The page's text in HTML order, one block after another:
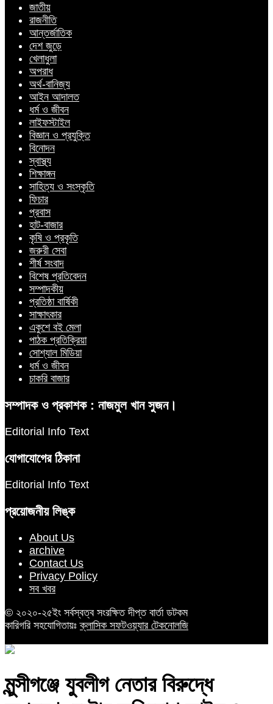
জাতীয়
রাজনীতি
আন্তর্জাতিক
দেশ জুড়ে
খেলাধুলা
অপরাধ
অর্থ-বানিজ্য
আইন আদালত
ধর্ম ও জীবন
লাইফস্টাইল
বিজ্ঞান ও প্রযুক্তি
বিনোদন
স্বাস্থ্য
শিক্ষাঙ্গন
সাহিত্য ও সংস্কৃতি
ফিচার
প্রবাস
হাট-বাজার
কৃষি ও প্রকৃতি
জরুরী সেবা
শীর্ষ সংবাদ
বিশেষ প্রতিবেদন
সম্পাদকীয়
প্রতিষ্ঠা বার্ষিকী
সাক্ষাৎকার
একুশে বই মেলা
পাঠক প্রতিক্রিয়া
সোশ্যাল মিডিয়া
ধর্ম ও জীবন
চাকরি বাজার
সম্পাদক ও প্রকাশক : নাজমুল খান সুজন।
Editorial Info Text
যোগাযোগের ঠিকানা
Editorial Info Text
প্রয়োজনীয় লিঙ্ক
About Us
archive
Contact Us
Privacy Policy
সব খবর
© ২০২০-২৫ইং সর্বস্বত্ব সংরক্ষিত দীপ্ত বার্তা ডটকম
কারিগরি সহযোগিতায়ঃক্লাসিক সফটওয়্যার টেকনোলজি
মুন্সীগঞ্জে যুবলীগ নেতার বিরুদ্ধে